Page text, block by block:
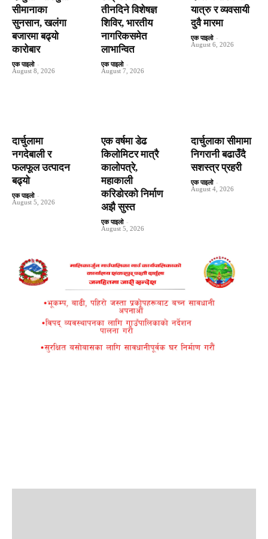
सीमानाका
सुनसान, खलंगा
बजारमा बढ्यो
कारोबार
एक पाइलो -
August 8, 2026
तीनदिने विशेषज्ञ
शिविर, भारतीय
नागरिकसमेत
लाभान्वित
एक पाइलो -
August 7, 2026
यात्रु र व्यवसायी
दुवै मारमा
एक पाइलो -
August 6, 2026
दार्चुलामा
नगदेबाली र
फलफूल उत्पादन
बढ्यो
एक पाइलो -
August 5, 2026
एक वर्षमा डेढ
किलोमिटर मात्रै
कालोपत्रे,
महाकाली
करिडोरको निर्माण
अझै सुस्त
एक पाइलो -
August 5, 2026
दार्चुलाका सीमामा
निगरानी बढाउँदै
सशस्त्र प्रहरी
एक पाइलो -
August 4, 2026